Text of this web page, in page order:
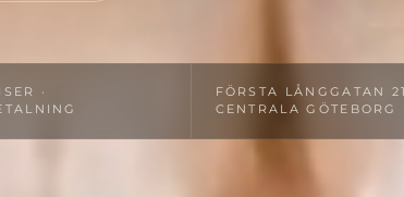
·
FÖRSTA LÅNGGATAN 21
CENTRALA GÖTEBORG